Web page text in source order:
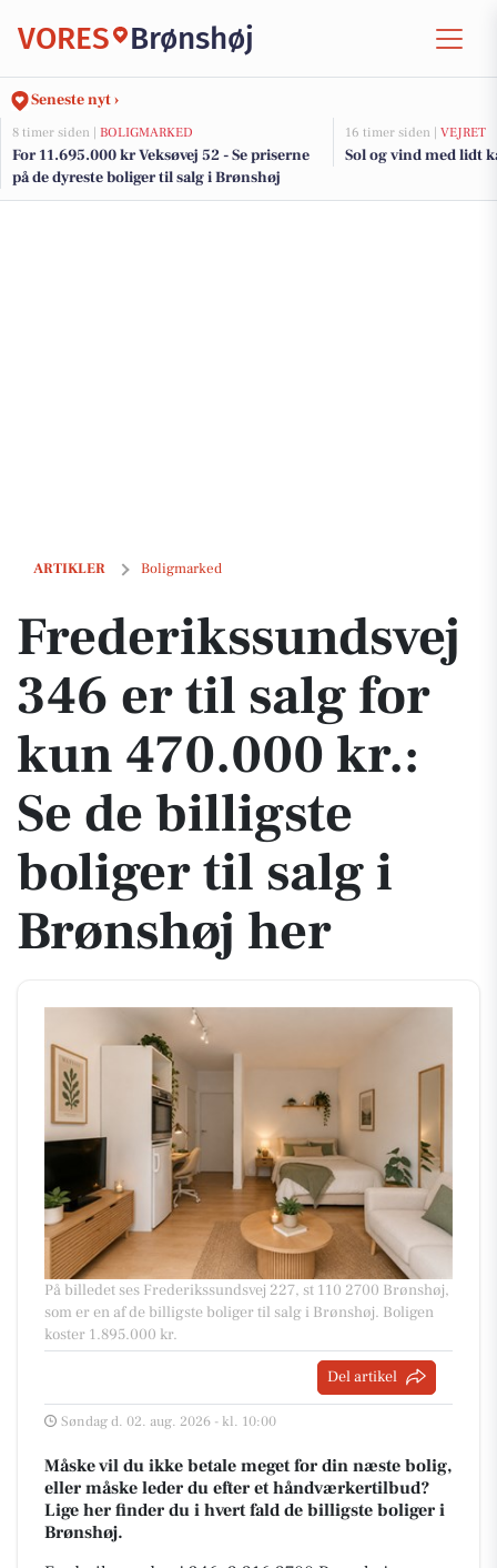
VORES Brønshøj
Seneste nyt ›
8 timer siden | BOLIGMARKED
For 11.695.000 kr Veksøvej 52 - Se priserne
på de dyreste boliger til salg i Brønshøj
16 timer siden | VEJRET
Sol og vind med lidt
ARTIKLER Boligmarked
Frederikssundsvej 346 er til salg for kun 470.000 kr.: Se de
Frederikssundsvej
346 er til salg for
kun 470.000 kr.:
Se de billigste
boliger til salg i
Brønshøj her
På billedet ses Frederikssundsvej 227, st 110 2700 Brønshøj,
som er en af de billigste boliger til salg i Brønshøj. Boligen
koster 1.895.000 kr.
Del artikel
Søndag d. 02. aug. 2026 - kl. 10:00
Måske vil du ikke betale meget for din næste bolig,
eller måske leder du efter et håndværkertilbud?
Lige her finder du i hvert fald de billigste boliger i
Brønshøj.